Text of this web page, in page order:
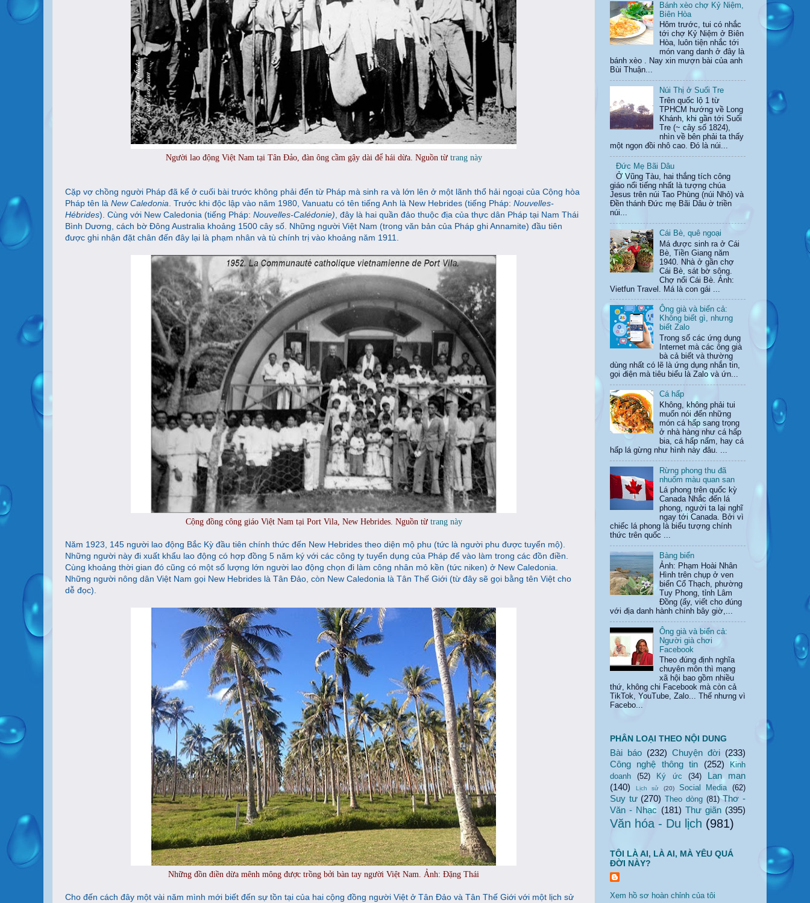
Người lao động Việt Nam tại Tân Đảo, đàn ông cầm gậy dài để hái dừa. Nguồn từ trang này
Cặp vợ chồng người Pháp đã kể ở cuối bài trước không phải đến từ Pháp mà sinh ra và lớn lên ở một lãnh thổ hải ngoại của Cộng hòa
Pháp tên là New Caledonia . Trước khi độc lập vào năm 1980, Vanuatu có tên tiếng Anh là New Hebrides (tiếng Pháp: Nouvelles-
Hébrides). Cùng với New Caledonia (tiếng Pháp: Nouvelles-Calédonie) , đây là hai quần đảo thuộc địa của thực dân Pháp tại Nam Thái
Bình Dương, cách bờ Đông Australia khoảng 1500 cây số. Những người Việt Nam (trong văn bản của Pháp ghi Annamite) đầu tiên
được ghi nhận đặt chân đến đây lại là phạm nhân và tù chính trị vào khoảng năm 1911.
Cộng đồng công giáo Việt Nam tại Port Vila, New Hebrides. Nguồn từ trang này
Năm 1923, 145 người lao động Bắc Kỳ đầu tiên chính thức đến New Hebrides theo diện mộ phu (tức là người phu được tuyển mộ).
Những người này đi xuất khẩu lao động có hợp đồng 5 năm ký với các công ty tuyển dụng của Pháp để vào làm trong các đồn điền.
Cùng khoảng thời gian đó cũng có một số lượng lớn người lao động chọn đi làm công nhân mỏ kền (tức niken) ở New Caledonia.
Những người nông dân Việt Nam gọi New Hebrides là Tân Đảo, còn New Caledonia là Tân Thế Giới (từ đây sẽ gọi bằng tên Việt cho
dễ đọc).
Những đồn điền dừa mênh mông được trồng bởi bàn tay người Việt Nam. Ảnh: Đặng Thái
Cho đến cách đây một vài năm mình mới biết đến sự tồn tại của hai cộng đồng người Việt ở Tân Đảo và Tân Thế Giới với một lịch sử
Bánh xèo chợ Kỷ Niệm,
Biên Hòa
Hôm trước, tui có nhắc
tới chợ Kỷ Niệm ở Biên
Hòa, luôn tiện nhắc tới
món vang danh ở đây là
bánh xèo . Nay xin mượn bài của anh
Bùi Thuận...
Núi Thị ở Suối Tre
Trên quốc lộ 1 từ
TPHCM hướng về Long
Khánh, khi gần tới Suối
Tre (~ cây số 1824),
nhìn về bên phải ta thấy
một ngọn đồi nhô cao. Đó là núi...
Đức Mẹ Bãi Dâu
Ở Vũng Tàu, hai thắng tích công
giáo nổi tiếng nhất là tượng chúa
Jesus trên núi Tao Phùng (núi Nhỏ) và
Đền thánh Đức mẹ Bãi Dâu ờ triền
núi...
Cái Bè, quê ngoại
Má được sinh ra ở Cái
Bè, Tiền Giang năm
1940. Nhà ở gần chợ
Cái Bè, sát bờ sông.
Chợ nổi Cái Bè. Ảnh:
Vietfun Travel. Má là con gái ...
Ông già và biển cả:
Không biết gì, nhưng
biết Zalo
Trong số các ứng dụng
Internet mà các ông già
bà cả biết và thường
dùng nhất có lẽ là ứng dụng nhắn tin,
gọi điện mà tiêu biểu là Zalo và ứn...
Cá hấp
Không, không phải tui
muốn nói đến những
món cá hấp sang trọng
ở nhà hàng như cá hấp
bia, cá hấp nấm, hay cá
hấp lá gừng như hình này đâu. ...
Rừng phong thu đã
nhuốm màu quan san
Lá phong trên quốc kỳ
Canada Nhắc đến lá
phong, người ta lại nghĩ
ngay tới Canada. Bởi vì
chiếc lá phong là biểu tượng chính
thức trên quốc ...
Bàng biển
Ảnh: Phạm Hoài Nhân
Hình trên chụp ở ven
biển Cổ Thạch, phường
Tuy Phong, tỉnh Lâm
Đồng (ấy, viết cho đúng
với địa danh hành chính bây giờ,...
Ông già và biển cả:
Người già chơi
Facebook
Theo đúng định nghĩa
chuyên môn thì mạng
xã hội bao gồm nhiều
thứ, không chi Facebook mà còn cả
TikTok, YouTube, Zalo... Thế nhưng vì
Facebo...
PHÂN LOẠI THEO NỘI DUNG
Bài báo (232) Chuyện đời (233)
Công nghệ thông tin
(252)
Kinh
doanh
(52) Ký ức (34)
Lan man
(140)
Lịch sử (20) Social Media (62)
Suy tư (270) Theo dòng (81) Thơ -
Văn - Nhạc (181) Thư giãn (395)
Văn hóa - Du lịch (981)
TÔI LÀ AI, LÀ AI, MÀ YÊU QUÁ
ĐỜI NÀY?
Xem hồ sơ hoàn chỉnh của tôi